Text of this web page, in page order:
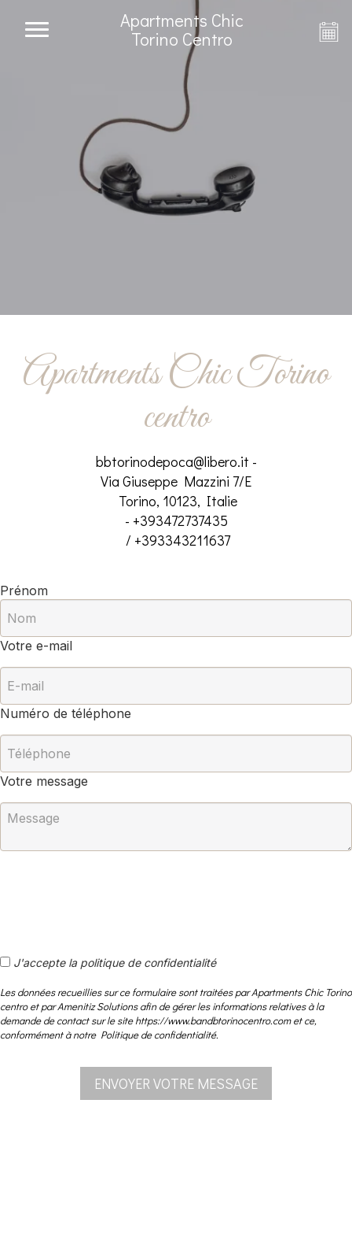
Apartments Chic
Torino Centro
Apartments Chic Torino
centro
bbtorinodepoca@libero.it -
Via Giuseppe Mazzini 7/E
Torino, 10123, Italie
- +393472737435
/ +393343211637
Prénom
Votre e-mail
Numéro de téléphone
Votre message
J'accepte la politique de confidentialité
Les données recueillies sur ce formulaire sont traitées par Apartments Chic Torino
centro et par Amenitiz Solutions afin de gérer les informations relatives à la
demande de contact sur le site https://www.bandbtorinocentro.com et ce,
conformément à notre Politique de confidentialité.